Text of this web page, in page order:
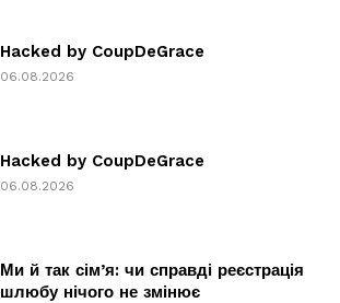
Hacked by CoupDeGrace
06.08.2026
Hacked by CoupDeGrace
06.08.2026
Ми й так сім’я: чи справді реєстрація
шлюбу нічого не змінює